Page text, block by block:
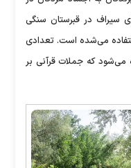
سیراف در قبرستان سنگی
می‌شده است. تعدادی
می‌شود که جملات قرآنی بر